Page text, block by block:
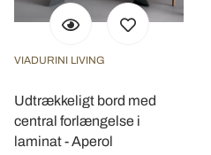
VIADURINI LIVING
Udtrækkeligt bord med
central forlængelse i
laminat - Aperol